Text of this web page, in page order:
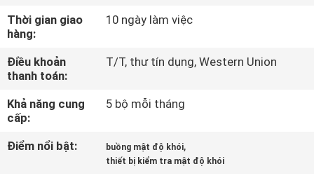
THAM
QUAN
NHÀ
MÁY
Thời gian giao
hàng:
10 ngày làm việc
Điều khoản
thanh toán:
T/T, thư tín dụng, Western Union
Khả năng cung
cấp:
5 bộ mỗi tháng
Điểm nổi bật: buồng mật độ khói,
thiết bị kiểm tra mật độ khói